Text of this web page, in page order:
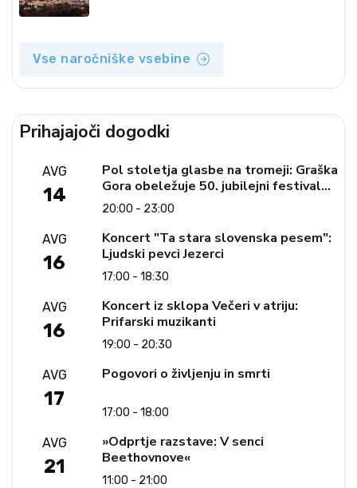
Vse naročniške vsebine
Prihajajoči dogodki
AVG
14
Pol stoletja glasbe na tromeji: Graška
Gora obeležuje 50. jubilejni festival
narodno-zabavne glasbe
20:00 - 23:00
AVG
16
Koncert "Ta stara slovenska pesem":
Ljudski pevci Jezerci
17:00 - 18:30
AVG
16
Koncert iz sklopa Večeri v atriju:
Prifarski muzikanti
19:00 - 20:30
AVG
17
Pogovori o življenju in smrti
17:00 - 18:00
AVG
21
»Odprtje razstave: V senci
Beethovnove«
11:00 - 21:00